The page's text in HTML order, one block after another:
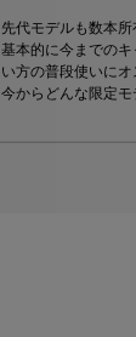
先代モデルも数本
基本的に今までの
い方の普段使いに
今からどんな限定モ